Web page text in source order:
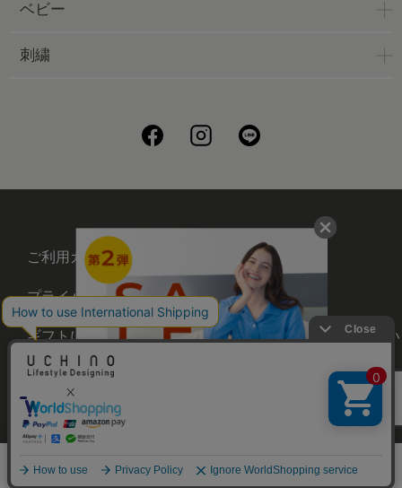
メニュー カート
ベビー
刺繍
ご利用ガイド 会社概要
プライバシーポリシー 刺繍について
ギフトについて
UCHINOメンバーズについ